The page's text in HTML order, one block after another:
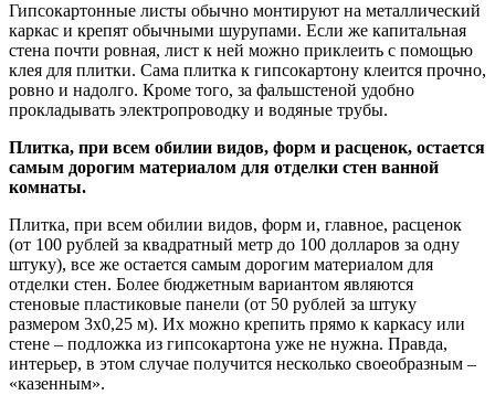
Гипсокартонные листы обычно монтируют на металлический
каркас и крепят обычными шурупами. Если же капитальная
стена почти ровная, лист к ней можно приклеить с помощью
клея для плитки. Сама плитка к гипсокартону клеится прочно,
ровно и надолго. Кроме того, за фальшстеной удобно
прокладывать электропроводку и водяные трубы.
Плитка, при всем обилии видов, форм и расценок, остается
самым дорогим материалом для отделки стен ванной
комнаты.
Плитка, при всем обилии видов, форм и, главное, расценок
(от 100 рублей за квадратный метр до 100 долларов за одну
штуку), все же остается самым дорогим материалом для
отделки стен. Более бюджетным вариантом являются
стеновые пластиковые панели (от 50 рублей за штуку
размером 3х0,25 м). Их можно крепить прямо к каркасу или
стене – подложка из гипсокартона уже не нужна. Правда,
интерьер, в этом случае получится несколько своеобразным –
«казенным».